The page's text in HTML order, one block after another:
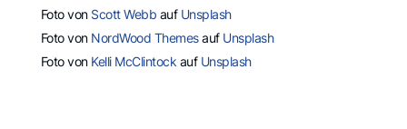
Foto von Scott Webb auf Unsplash
Foto von NordWood Themesauf Unsplash
Foto von Kelli McClintock auf Unsplash